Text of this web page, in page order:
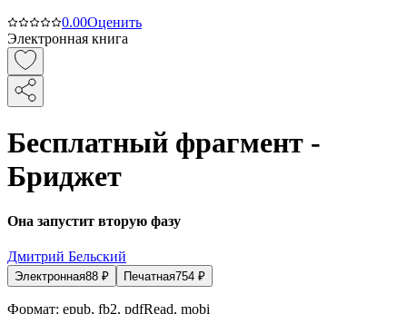
0.00Оценить
Электронная книга
Бесплатный фрагмент -
Бриджет
Она запустит вторую фазу
Дмитрий Бельский
Электронная88 ₽ Печатная754 ₽
Формат: epub, fb2, pdfRead, mobi